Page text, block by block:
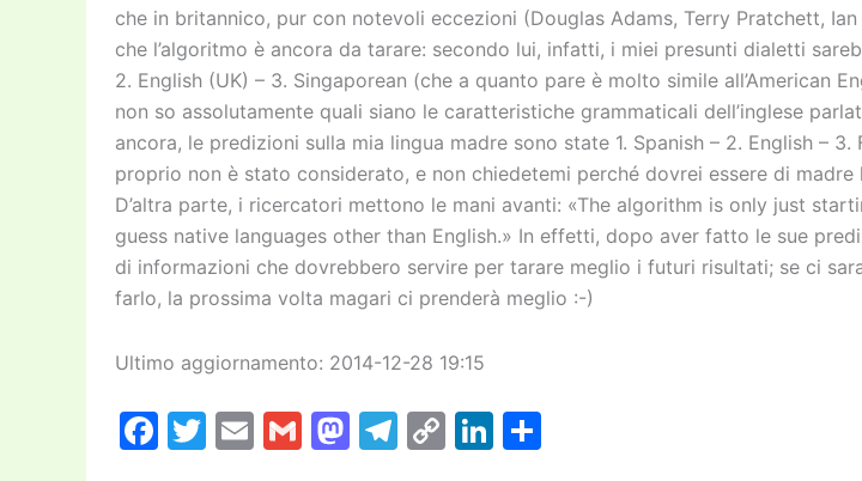
che in britannico, pur con notevoli eccezioni (Douglas Adams, Terry Pratchett,
che l’algoritmo è ancora da tarare: secondo lui, infatti, i miei presunti dialetti
2. English (UK) – 3. Singaporean (che a quanto pare è molto simile all’American
non so assolutamente quali siano le caratteristiche grammaticali dell’inglese
ancora, le predizioni sulla mia lingua madre sono state 1. Spanish – 2. English – 3.
proprio non è stato considerato, e non chiedetemi perché dovrei essere di madre
D’altra parte, i ricercatori mettono le mani avanti: «The algorithm is only just
guess native languages other than English.» In effetti, dopo aver fatto le sue
di informazioni che dovrebbero servire per tarare meglio i futuri risultati; se ci
farlo, la prossima volta magari ci prenderà meglio :-)
Ultimo aggiornamento: 2014-12-28 19:15
F
T
E
G
M T
C
Li